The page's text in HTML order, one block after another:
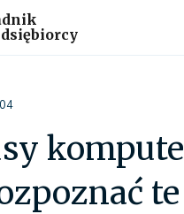
te